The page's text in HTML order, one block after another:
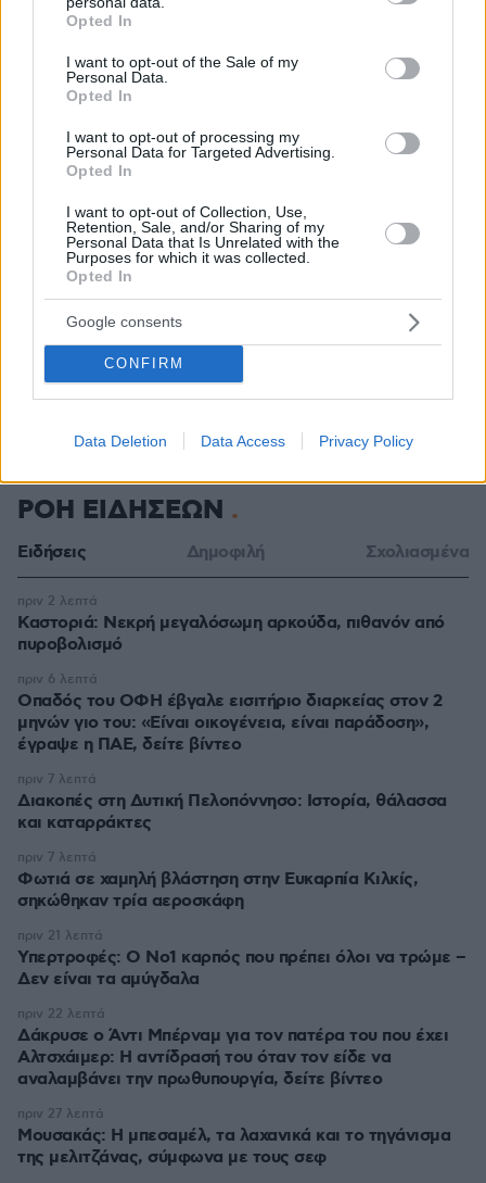
grant or deny consent to Google and its third-party tags to
use your data for below specified purposes in below Google
consent section.
Opted In
I want to opt-out of the Sale of my
Personal Data.
Opted In
I want to opt-out of processing my
Personal Data for Targeted Advertising.
Opted In
I want to opt-out of Collection, Use,
Retention, Sale, and/or Sharing of my
Personal Data that Is Unrelated with the
Purposes for which it was collected.
Opted In
Google consents
CONFIRM
Data Deletion Data Access Privacy Policy
Κάτι αλλάζει στον χάρτη της πανεπιστημιακής εκπαίδευσης
στην Ελλάδα
03.08.2026, 11:06
Εθνική Τράπεζα: Η κορυφαία επιλογή για τη χρηματοδότηση
μεγάλων έργων
Διασκεδάζουμε υπεύθυνα, επιστρέφουμε με ασφάλεια
ΡΟΗ ΕΙΔΗΣΕΩΝ
Ειδήσεις Δημοφιλή Σχολιασμένα
Καστοριά: Νεκρή μεγαλόσωμη αρκούδα, πιθανόν από
πυροβολισμό
πριν 2 λεπτά
Οπαδός του ΟΦΗ έβγαλε εισιτήριο διαρκείας στον 2
μηνών γιο του: «Είναι οικογένεια, είναι παράδοση»,
έγραψε η ΠΑΕ, δείτε βίντεο
πριν 6 λεπτά
Διακοπές στη Δυτική Πελοπόννησο: Ιστορία, θάλασσα
και καταρράκτες
πριν 7 λεπτά
Φωτιά σε χαμηλή βλάστηση στην Ευκαρπία Κιλκίς,
σηκώθηκαν τρία αεροσκάφη
πριν 7 λεπτά
Υπερτροφές: Ο Νο1 καρπός που πρέπει όλοι να τρώμε –
Δεν είναι τα αμύγδαλα
πριν 21 λεπτά
Δάκρυσε ο Άντι Μπέρναμ για τον πατέρα του που έχει
Αλτσχάιμερ: Η αντίδρασή του όταν τον είδε να
αναλαμβάνει την πρωθυπουργία, δείτε βίντεο
πριν 22 λεπτά
Μουσακάς: Η μπεσαμέλ, τα λαχανικά και το τηγάνισμα
της μελιτζάνας, σύμφωνα με τους σεφ
πριν 27 λεπτά